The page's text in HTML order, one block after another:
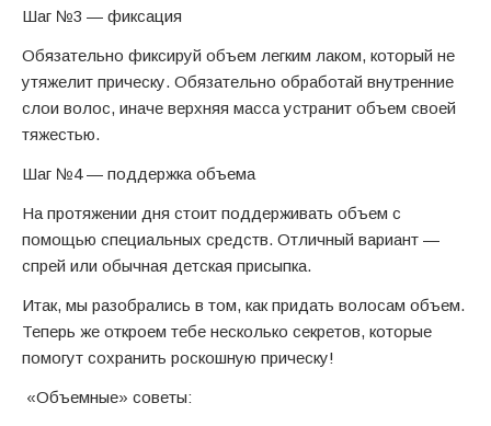
Шаг №3 — фиксация
Обязательно фиксируй объем легким лаком, который не
утяжелит прическу. Обязательно обработай внутренние
слои волос, иначе верхняя масса устранит объем своей
тяжестью.
Шаг №4 — поддержка объема
На протяжении дня стоит поддерживать объем с
помощью специальных средств. Отличный вариант —
спрей или обычная детская присыпка.
Итак, мы разобрались в том, как придать волосам объем.
Теперь же откроем тебе несколько секретов, которые
помогут сохранить роскошную прическу!
«Объемные» советы: